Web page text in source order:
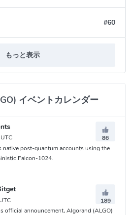
ン保有者が、ランダムに選ばれたリ
ロックを検証することで、コンセン
り、集中化や分岐のリスクを低減
シグなどの機能をネイティブにサポ
トコントラクトを必要とせずに、安
します。また、Algorand Standard
を使って、簡単にカスタムトークンや
行できます。さらに、Algorandはア
来的にはゼロ知識証明やオラクルな
予定です。
ローバルな経済システムを構築するこ
ために、Algorandは様々な分野や業界
国際通貨基金（IMF）や世界経済フォ
#60
もっと表示
イベントカレンダー
86
native post-quantum accounts using the
Falcon-1024.
189
official announcement, Algorand (ALGO)